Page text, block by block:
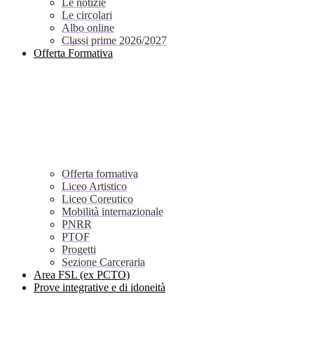
Le notizie
Le circolari
Albo online
Classi prime 2026/2027
Offerta Formativa
Offerta formativa
Liceo Artistico
Liceo Coreutico
Mobilità internazionale
PNRR
PTOF
Progetti
Sezione Carceraria
Area FSL (ex PCTO)
Prove integrative e di idoneità